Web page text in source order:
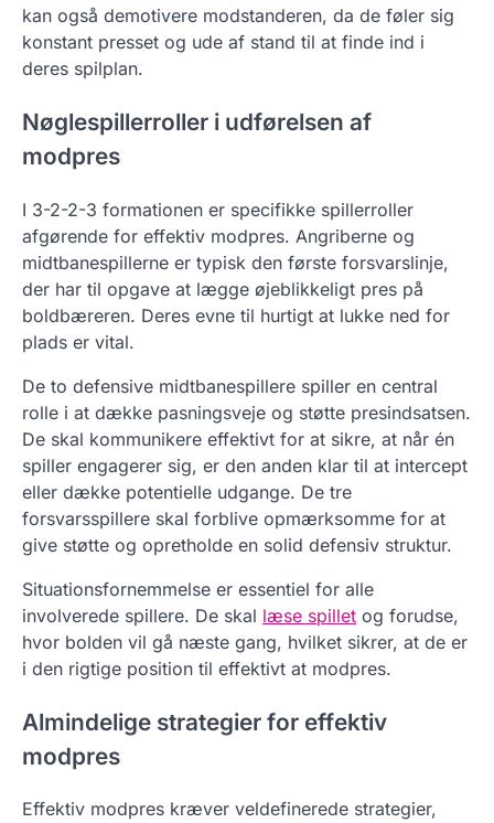
kan også demotivere modstanderen, da de føler sig
konstant presset og ude af stand til at finde ind i
deres spilplan.
Nøglespillerroller i udførelsen af
modpres
I 3-2-2-3 formationen er specifikke spillerroller
afgørende for effektiv modpres. Angriberne og
midtbanespillerne er typisk den første forsvarslinje,
der har til opgave at lægge øjeblikkeligt pres på
boldbæreren. Deres evne til hurtigt at lukke ned for
plads er vital.
De to defensive midtbanespillere spiller en central
rolle i at dække pasningsveje og støtte presindsatsen.
De skal kommunikere effektivt for at sikre, at når én
spiller engagerer sig, er den anden klar til at intercept
eller dække potentielle udgange. De tre
forsvarsspillere skal forblive opmærksomme for at
give støtte og opretholde en solid defensiv struktur.
Situationsfornemmelse er essentiel for alle
involverede spillere. De skal læse spillet og forudse,
hvor bolden vil gå næste gang, hvilket sikrer, at de er
i den rigtige position til effektivt at modpres.
Almindelige strategier for effektiv
modpres
Effektiv modpres kræver veldefinerede strategier,